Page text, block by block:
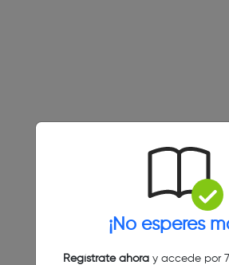
¡No esperes
Regístrate ahoray accede por